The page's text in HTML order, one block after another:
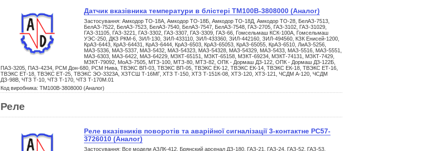
Датчик вказівника темпеpатуpи в блістері ТМ100В-3808000 (Аналог)
Застосування: Амкодор ТО-18А, Амкодор ТО-18Б, Амкодор ТО-18Д, Амкодор ТО-28, БелАЗ-7513,
БелАЗ-7522, БелАЗ-7523, БелАЗ-7540, БелАЗ-7547, БелАЗ-7548, ГАЗ-2705, ГАЗ-3102, ГАЗ-31029,
ГАЗ-31105, ГАЗ-3221, ГАЗ-3302, ГАЗ-3307, ГАЗ-3309, ГАЗ-66, Гомсельмаш КСК-100А, Гомсельмаш
УЭС-250, ДКЗ РКМ-6, ЗИЛ-130, ЗИЛ-433110, ЗИЛ-433360, ЗИЛ-442160, ЗИЛ-494560, КЗК Енисей-1200,
КрАЗ-6443, КрАЗ-64431, КрАЗ-6444, КрАЗ-6503, КрАЗ-65053, КрАЗ-65055, КрАЗ-6510, ЛиАЗ-5256,
МАЗ-5336, МАЗ-5337, МАЗ-5432, МАЗ-54323, МАЗ-54328, МАЗ-54329, МАЗ-5433, МАЗ-5516, МАЗ-5551,
МАЗ-6303, МАЗ-6422, МАЗ-64229, МЗКТ-65151, МЗКТ-65158, МЗКТ-69234, МЗКТ-74131, МЗКТ-7429,
МЗКТ-79092, МоАЗ-7505, МТЗ-100, МТЗ-80, МТЗ-82, ОПК - Дормаш Д3-122, ОПК - Дормаш Д3-122Б,
ПАЗ-3205, ПАЗ-4234, РСМ Дон-680, РСМ Нива, ТВЭКС ВП-03, ТВЭКС ВП-05, ТВЭКС ЕК-12, ТВЭКС ЕК-14, ТВЭКС ЕК-18, ТВЭКС ЕТ-16,
ТВЭКС ЕТ-18, ТВЭКС ЕТ-25, ТВЭКС ЭО-3323А, ХЗТСШ Т-16МГ, ХТЗ Т-150, ХТЗ Т-151К-08, ХТЗ-120, ХТЗ-121, ЧСДМ А-120, ЧСДМ
ДЗ-98В, ЧТЗ Т-10, ЧТЗ Т-170, ЧТЗ Т-170М.01
Код виробника: ТМ100В-3808000 (Аналог)
Реле
Реле вказівників поворотів та аварійної сигналізації 3-контактне РС57-
3726010 (Аналог)
Застосування: Все модели АЗЛК-412, Брянский арсенал ДЗ-180, ГАЗ-21, ГАЗ-24, ГАЗ-52, ГАЗ-53,